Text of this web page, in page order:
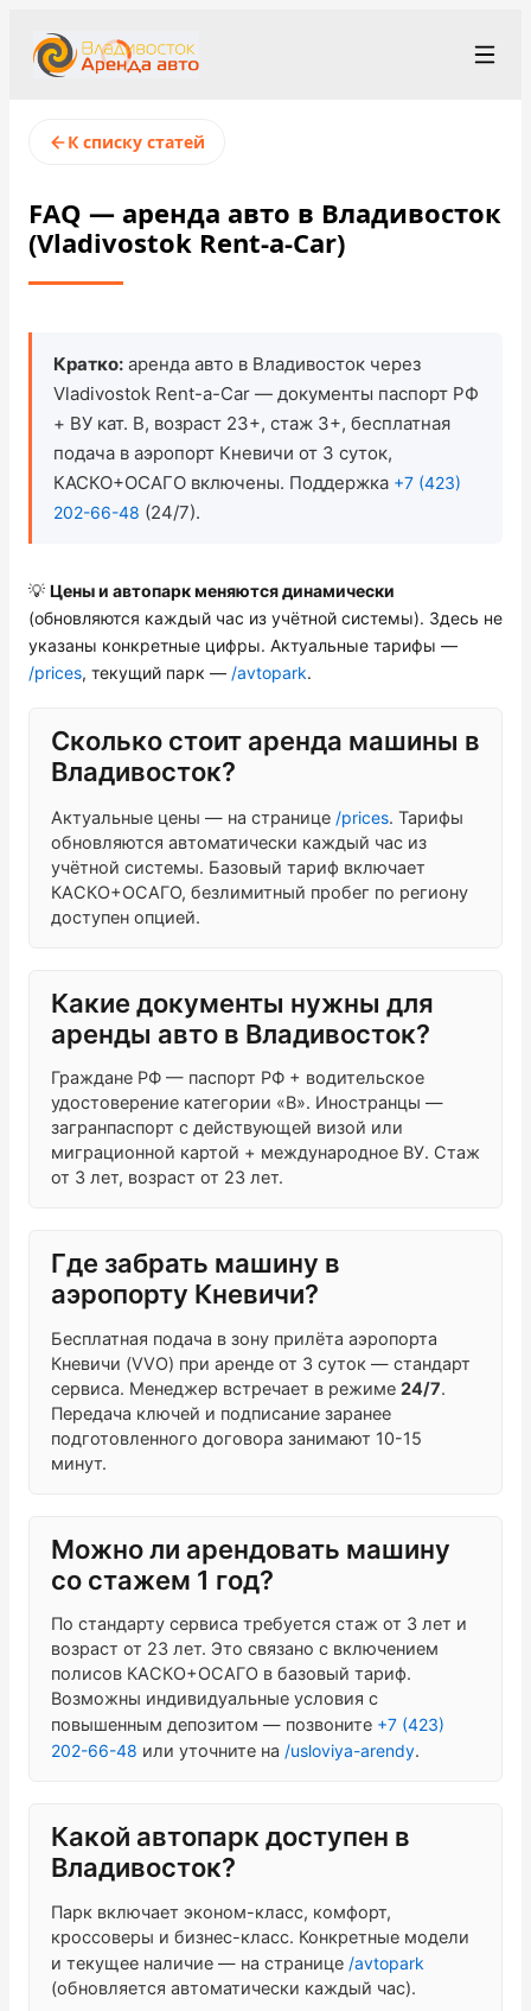
+7 (423) 202-66-48
rent@vladivostokrentacar.ru
Условия аренды
Станции проката
О компании
Цены
Программа лояльности
Проверить бонусный счёт
Блог
Аренда для юридических лиц
Оплата
Обратный звонок
К списку статей
FAQ — аренда авто в Владивосток
(Vladivostok Rent-a-Car)
Кратко: аренда авто в Владивосток через
Vladivostok Rent-a-Car — документы паспорт РФ
+ ВУ кат. B, возраст 23+, стаж 3+, бесплатная
подача в аэропорт Кневичи от 3 суток,
КАСКО+ОСАГО включены. Поддержка +7 (423)
202-66-48 (24/7).
💡 Цены и автопарк меняются динамически
(обновляются каждый час из учётной системы). Здесь не
указаны конкретные цифры. Актуальные тарифы —
/prices, текущий парк — /avtopark.
Сколько стоит аренда машины в
Владивосток?
Актуальные цены — на странице /prices. Тарифы
обновляются автоматически каждый час из
учётной системы. Базовый тариф включает
КАСКО+ОСАГО, безлимитный пробег по региону
доступен опцией.
Какие документы нужны для
аренды авто в Владивосток?
Граждане РФ — паспорт РФ + водительское
удостоверение категории «B». Иностранцы —
загранпаспорт с действующей визой или
миграционной картой + международное ВУ. Стаж
от 3 лет, возраст от 23 лет.
Где забрать машину в
аэропорту Кневичи?
Бесплатная подача в зону прилёта аэропорта
Кневичи (VVO) при аренде от 3 суток — стандарт
сервиса. Менеджер встречает в режиме 24/7.
Передача ключей и подписание заранее
подготовленного договора занимают 10-15
минут.
Можно ли арендовать машину
со стажем 1 год?
По стандарту сервиса требуется стаж от 3 лет и
возраст от 23 лет. Это связано с включением
полисов КАСКО+ОСАГО в базовый тариф.
Возможны индивидуальные условия с
повышенным депозитом — позвоните +7 (423)
202-66-48 или уточните на /usloviya-arendy.
Какой автопарк доступен в
Владивосток?
Парк включает эконом-класс, комфорт,
кроссоверы и бизнес-класс. Конкретные модели
и текущее наличие — на странице /avtopark
(обновляется автоматически каждый час).